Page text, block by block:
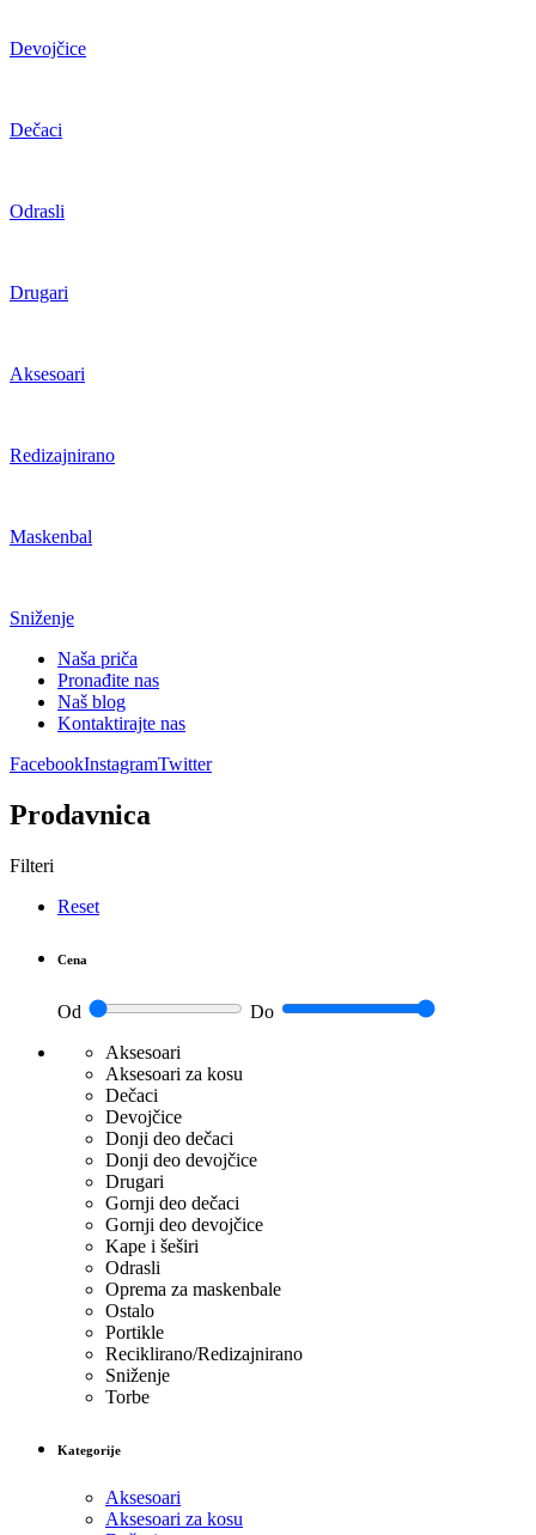
Devojčice
Dečaci
Odrasli
Drugari
Aksesoari
Redizajnirano
Maskenbal
Sniženje
Naša priča
Pronađite nas
Naš blog
Kontaktirajte nas
FacebookInstagramTwitter
Prodavnica
Filteri
Reset
Cena
Od
Do
Aksesoari
Aksesoari za kosu
Dečaci
Devojčice
Donji deo dečaci
Donji deo devojčice
Drugari
Gornji deo dečaci
Gornji deo devojčice
Kape i šeširi
Odrasli
Oprema za maskenbale
Ostalo
Portikle
Reciklirano/Redizajnirano
Sniženje
Torbe
Kategorije
Aksesoari
Aksesoari za kosu